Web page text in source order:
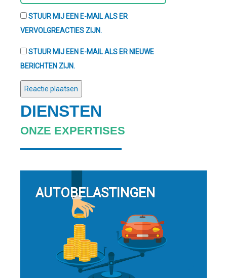
STUUR MIJ EEN E-MAIL ALS ER
VERVOLGREACTIES ZIJN.
STUUR MIJ EEN E-MAIL ALS ER NIEUWE
BERICHTEN ZIJN.
DIENSTEN
ONZE EXPERTISES
AUTOBELASTINGEN